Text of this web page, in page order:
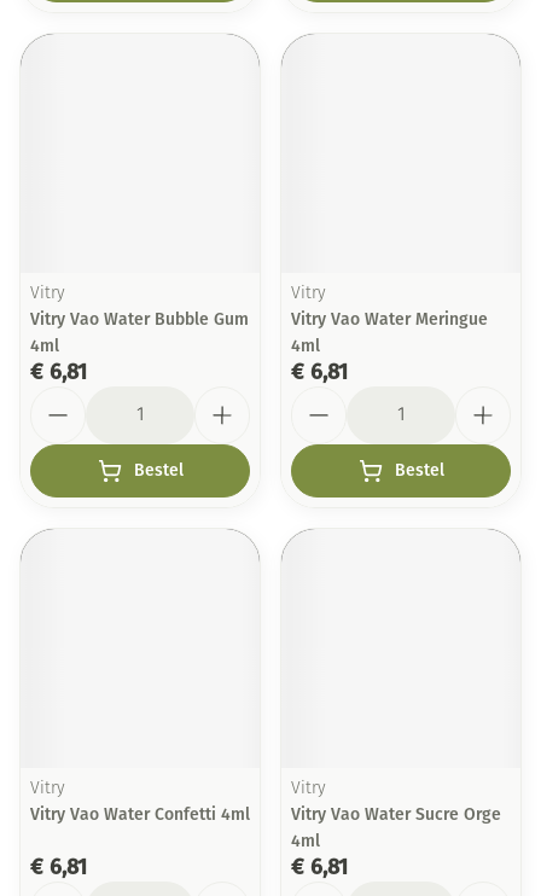
Vitry
Vitry Vao Water Bubble Gum
4ml
€ 6,81
Bestel
Vitry
Vitry Vao Water Meringue
4ml
€ 6,81
Bestel
Vitry
Vitry Vao Water Confetti 4ml
€ 6,81
Vitry
Vitry Vao Water Sucre Orge
4ml
€ 6,81